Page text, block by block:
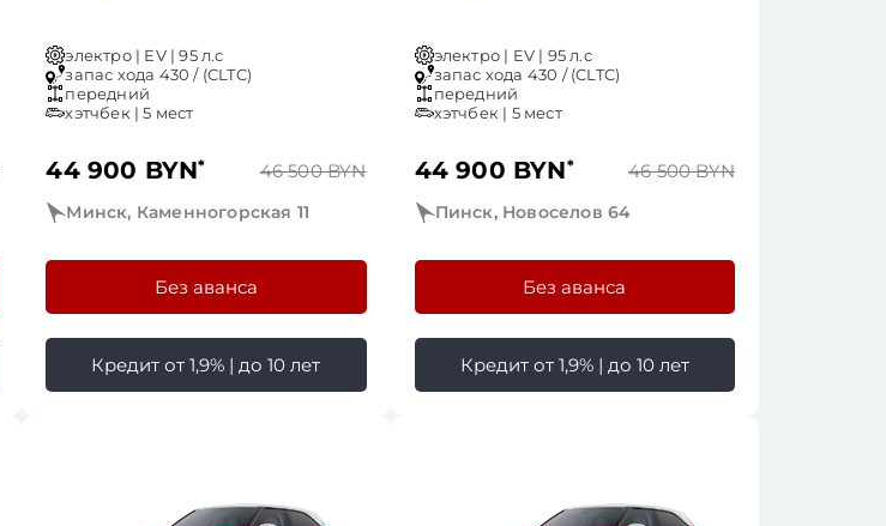
электро | EV | 95 л.с
запас хода 430 / (CLTC)
передний
хэтчбек | 5 мест
44 900 BYN* 46 500 BYN
Минск, Каменногорская 11
Без аванса
Кредит от 1,9% | до 10 лет
электро | EV | 95 л.с
запас хода 430 / (CLTC)
передний
хэтчбек | 5 мест
44 900 BYN* 46 500 BYN
Пинск, Новоселов 64
Без аванса
Кредит от 1,9% | до 10 лет